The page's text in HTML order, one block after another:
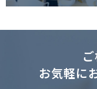
お気軽に